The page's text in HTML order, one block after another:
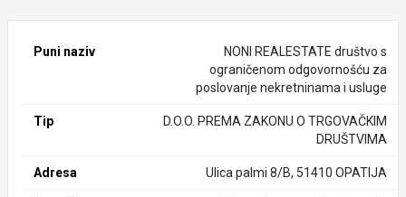
Puni naziv
NONI REALESTATE društvo s
ograničenom odgovornošću za
poslovanje nekretninama i usluge
Tip
D.O.O. PREMA ZAKONU O TRGOVAČKIM
DRUŠTVIMA
Adresa Ulica palmi 8/B, 51410 OPATIJA